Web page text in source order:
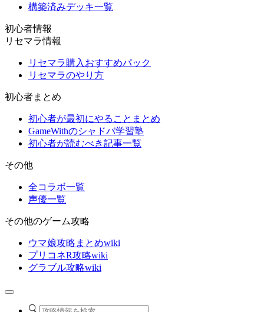
構築済みデッキ一覧
初心者情報
リセマラ情報
リセマラ購入おすすめパック
リセマラのやり方
初心者まとめ
初心者が最初にやることまとめ
GameWithのシャドバ学習塾
初心者が読むべき記事一覧
その他
全コラボ一覧
声優一覧
その他のゲーム攻略
ウマ娘攻略まとめwiki
プリコネR攻略wiki
グラブル攻略wiki